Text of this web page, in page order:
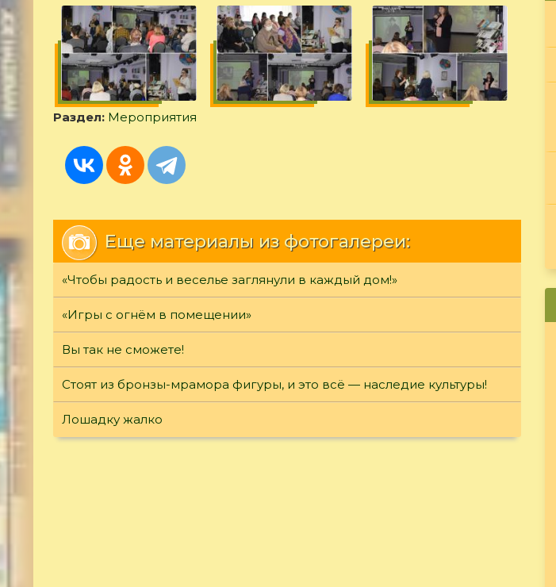
Раздел: Мероприятия
Еще материалы из фотогалереи:
«Чтобы радость и веселье заглянули в каждый дом!»
«Игры с огнём в помещении»
Вы так не сможете!
Стоят из бронзы-мрамора фигуры, и это всё — наследие культуры!
Лошадку жалко